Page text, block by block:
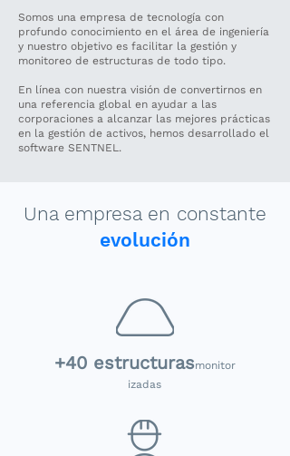
Somos una empresa de tecnología con
profundo conocimiento en el área de ingeniería
y nuestro objetivo es facilitar la gestión y
monitoreo de estructuras de todo tipo.
En línea con nuestra visión de convertirnos en
una referencia global en ayudar a las
corporaciones a alcanzar las mejores prácticas
en la gestión de activos, hemos desarrollado el
software SENTNEL.
Una empresa en constante
evolución
+40 estructurasmonitor
izadas